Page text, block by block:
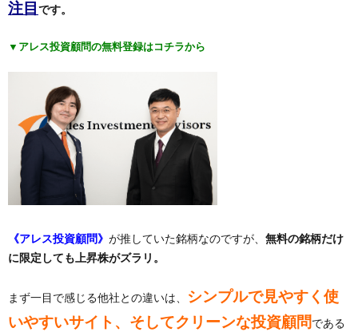
注目 です。
▼アレス投資顧問の無料登録はコチラから
《アレス投資顧問》 が推していた銘柄なのですが、 無料の銘柄だけ
に限定しても上昇株がズラリ。
まず一目で感じる他社との違いは、
シンプルで見やすく使
いやすいサイト、そしてクリーンな投資顧問である